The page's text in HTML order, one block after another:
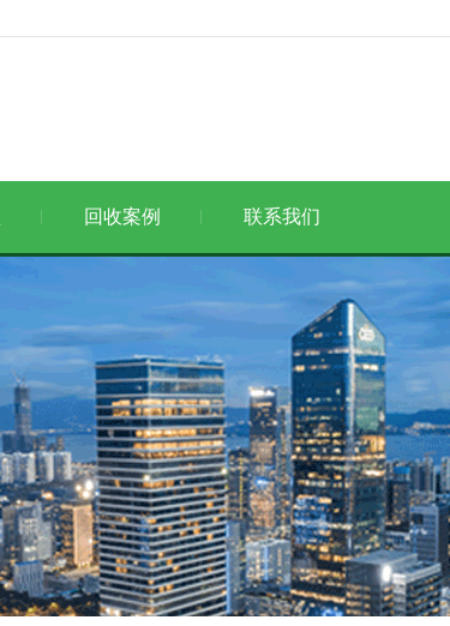
回收案例 联系我们